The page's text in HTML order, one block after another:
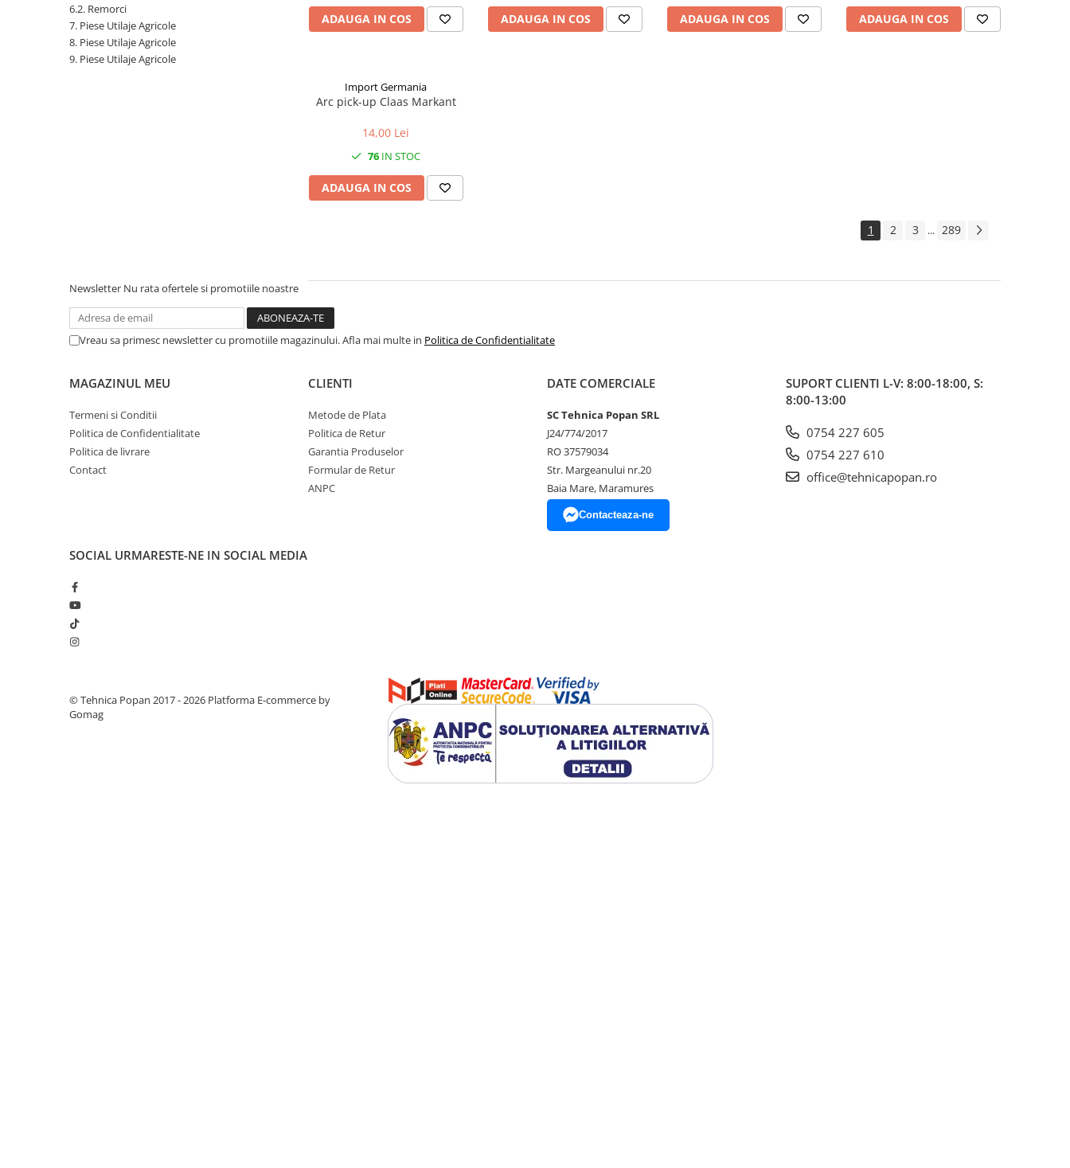
1.8.2. Cutii viteze
1.8.3. Ambreiaje
1.8.9. Pompe ambreiaj
1.8.11. Ambreaje lamelare și
2. Piese Utilaje Agricole
2.1.4. Grapă rotativă și cu discuri
2.1.5. Freză
2.1.8. Tavalug
6.2. Remorci
7. Piese Utilaje Agricole
8. Piese Utilaje Agricole
9. Piese Utilaje Agricole
ADAUGA IN COS ADAUGA IN COS ADAUGA IN COS ADAUGA IN COS
Import Germania
Arc pick-up Claas Markant
14,00 Lei
76 IN STOC
ADAUGA IN COS
1 2 3 ... 289
Newsletter Nu rata ofertele si promotiile noastre
Vreau sa primesc newsletter cu promotiile magazinului. Afla mai multe in Politica de Confidentialitate
MAGAZINUL MEU
Termeni si Conditii
Politica de Confidentialitate
Politica de livrare
Contact
CLIENTI
Metode de Plata
Politica de Retur
Garantia Produselor
Formular de Retur
ANPC
DATE COMERCIALE
SC Tehnica Popan SRL
J24/774/2017
RO 37579034
Str. Margeanului nr.20
Baia Mare, Maramures
Contacteaza-ne
SUPORT CLIENTI L-V: 8:00-18:00, S:
8:00-13:00
0754 227 605
0754 227 610
office@tehnicapopan.ro
SOCIAL URMARESTE-NE IN SOCIAL MEDIA
© Tehnica Popan 2017 - 2026 Platforma E-commerce by
Gomag